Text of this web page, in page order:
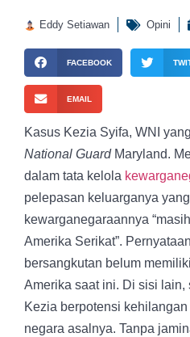
Eddy Setiawan Opini
FACEBOOK
EMAIL
Kasus Kezia Syifa, WNI
National GuardMaryland.
dalam tata kelola
pelepasan keluarganya
kewarganegaraannya
Amerika Serikat”.
bersangkutan belum
Amerika saat ini. Di sisi lain,
Kezia berpotensi
negara asalnya. Tanpa